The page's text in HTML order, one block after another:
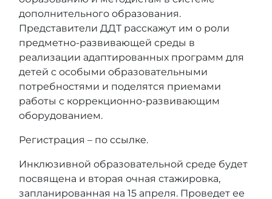
дополнительного образования.
Представители ДДТ расскажут им о роли
предметно-развивающей среды в
реализации адаптированных программ для
детей с особыми образовательными
потребностями и поделятся приемами
работы с коррекционно-развивающим
оборудованием.
Регистрация – по ссылке.
Инклюзивной образовательной среде будет
посвящена и вторая очная стажировка,
запланированная на 15 апреля. Проведет ее